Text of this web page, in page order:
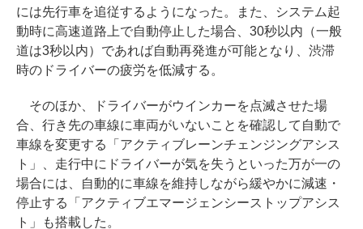
には先行車を追従するようになった。また、システム起
動時に高速道路上で自動停止した場合、30秒以内（一般
道は3秒以内）であれば自動再発進が可能となり、渋滞
時のドライバーの疲労を低減する。
そのほか、ドライバーがウインカーを点滅させた場
合、行き先の車線に車両がいないことを確認して自動で
車線を変更する「アクティブレーンチェンジングアシス
ト」、走行中にドライバーが気を失うといった万が一の
場合には、自動的に車線を維持しながら緩やかに減速・
停止する「アクティブエマージェンシーストップアシス
ト」も搭載した。